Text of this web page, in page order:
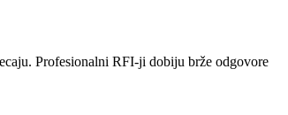
Profesionalni RFI-ji dobiju brže odgovore